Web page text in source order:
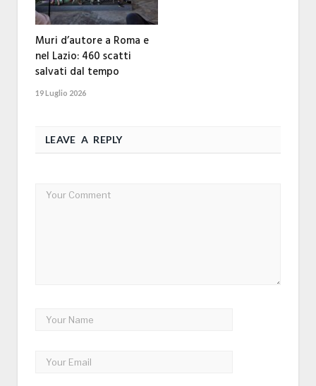
Muri d’autore a Roma e
nel Lazio: 460 scatti
salvati dal tempo
19 Luglio 2026
LEAVE A REPLY